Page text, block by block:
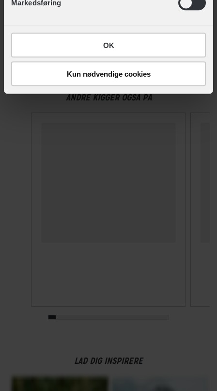
Markedsføring
OK
Kun nødvendige cookies
ANDRE KIGGER OGSÅ PÅ
LAD DIG INSPIRERE